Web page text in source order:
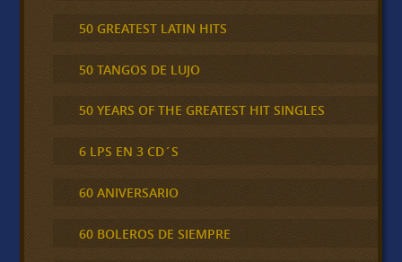
50 GREATEST LATIN HITS
50 TANGOS DE LUJO
50 YEARS OF THE GREATEST HIT SINGLES
6 LPS EN 3 CD´S
60 ANIVERSARIO
60 BOLEROS DE SIEMPRE